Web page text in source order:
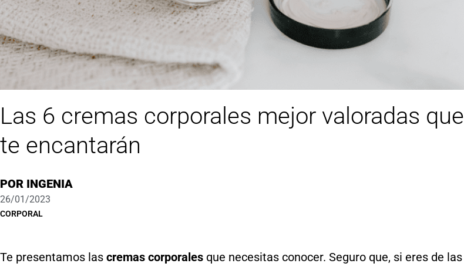
Las 6 cremas corporales mejor valoradas que
te encantarán
POR INGENIA
26/01/2023
CORPORAL
Te presentamos las cremas corporales que necesitas conocer. Seguro que, si eres de las